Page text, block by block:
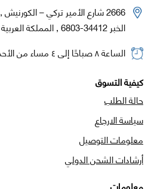
2666 شارع الأمير تركي – الكورنيش , وحدة رقم 102
الخبر 34412-6803 , المملكة العربية السعودية
الساعة ٨ صباحًا إلى ٤ مساء من الأحد إلى الخميس
كيفية التسوق
حالة الطلب
سياسة الارجاع
معلومات التوصيل
أرشادات الشحن الدولي